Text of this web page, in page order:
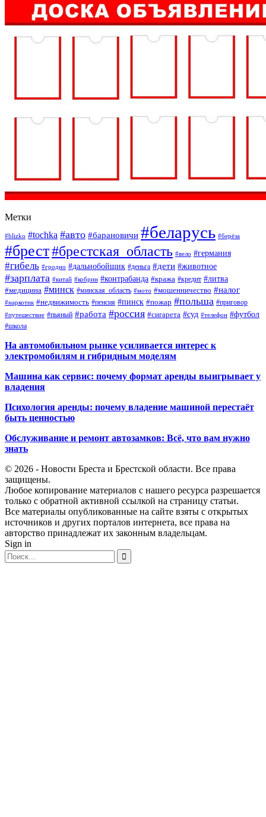
Метки
#blizko #tochka #авто #барановичи #беларусь #берёза
#брест#брестская_область #вело #германия
#гибель #гродно #дальнобойщик #деньга #дети #животное
#зарплата #китай #кобрин #контрабанда #кража #кредит #литва
#медицина #минск #минская_область #мото #мошенничество #налог
#наркотик #недвижимость #пенсия #пинск #пожар #польша #приговор
#путешествие #пьяный #работа #россия #сигарета #суд #телефон #футбол
#школа
На автомобильном рынке усиливается интерес к
электромобилям и гибридным моделям
Машина как сервис: почему формат аренды выигрывает у
владения
Психология аренды: почему владение машиной перестаёт
быть ценностью
Обслуживание и ремонт автозамков: Всё, что вам нужно
знать
© 2026 - Новости Бреста и Брестской области. Все права
защищены.
Любое копирование материалов с нашего ресурса разрешается
только с обратной активной ссылкой на страницу статьи.
Все материалы опубликованные на сайте взяты с открытых
источников и других порталов интернета, все права на
авторство принадлежат их законным владельцам.
Sign in